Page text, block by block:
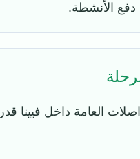
دفع الأنشطة.
العامة داخل فيينا قدر